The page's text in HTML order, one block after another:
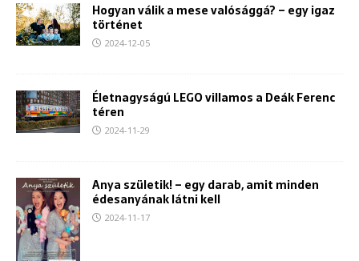
Hogyan válik a mese valósággá? – egy igaz
történet
2024-12-05
Életnagyságú LEGO villamos a Deák Ferenc
téren
2024-11-29
Anya születik! – egy darab, amit minden
édesanyának látni kell
2024-11-17